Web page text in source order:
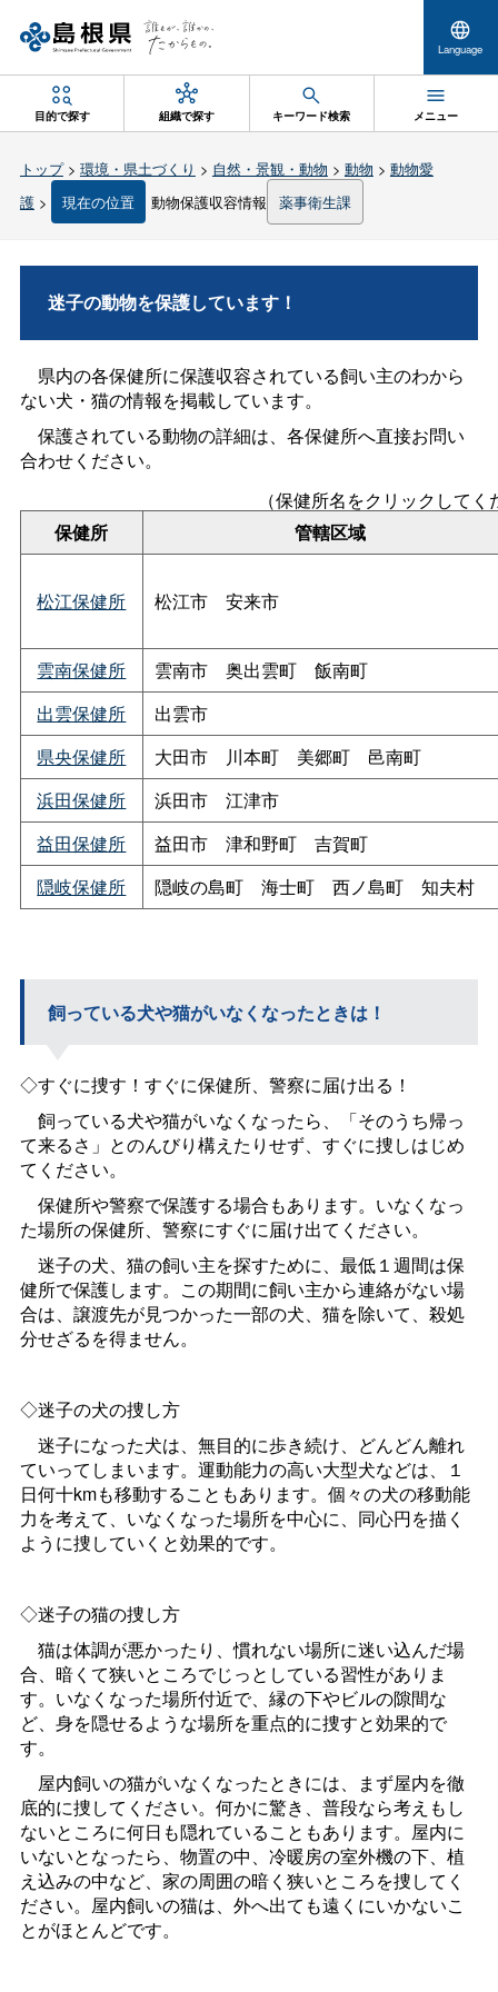
Language
目的で探す 組織で探す キーワード検索 メニュー
トップ> 環境・県土づくり > 自然・景観・動物 > 動物 > 動物愛
護> 現在の位置 動物保護収容情報 薬事衛生課
迷子の動物を保護しています！
県内の各保健所に保護収容されている飼い主のわから
ない犬・猫の情報を掲載しています。
保護されている動物の詳細は、各保健所へ直接お問い
合わせください。
（保健所名をクリックしてく
保健所
管轄区域
松江保健所 松江市 安来市
雲南保健所 雲南市 奥出雲町 飯南町
出雲保健所
出雲市
県央保健所
大田市 川本町 美郷町 邑南町
浜田保健所
浜田市 江津市
益田保健所
益田市 津和野町 吉賀町
隠岐保健所
隠岐の島町 海士町 西ノ島町 知夫村
飼っている犬や猫がいなくなったときは！
◇すぐに捜す！すぐに保健所、警察に届け出る！
飼っている犬や猫がいなくなったら、「そのうち帰っ
て来るさ」とのんびり構えたりせず、すぐに捜しはじめ
てください。
保健所や警察で保護する場合もあります。いなくなっ
た場所の保健所、警察にすぐに届け出てください。
迷子の犬、猫の飼い主を探すために、最低１週間は保
健所で保護します。この期間に飼い主から連絡がない場
合は、譲渡先が見つかった一部の犬、猫を除いて、殺処
分せざるを得ません。
◇迷子の犬の捜し方
迷子になった犬は、無目的に歩き続け、どんどん離れ
ていってしまいます。運動能力の高い大型犬などは、１
日何十kmも移動することもあります。個々の犬の移動能
力を考えて、いなくなった場所を中心に、同心円を描く
ように捜していくと効果的です。
◇迷子の猫の捜し方
猫は体調が悪かったり、慣れない場所に迷い込んだ場
合、暗くて狭いところでじっとしている習性がありま
す。いなくなった場所付近で、縁の下やビルの隙間な
ど、身を隠せるような場所を重点的に捜すと効果的で
す。
屋内飼いの猫がいなくなったときには、まず屋内を徹
底的に捜してください。何かに驚き、普段なら考えもし
ないところに何日も隠れていることもあります。屋内に
いないとなったら、物置の中、冷暖房の室外機の下、植
え込みの中など、家の周囲の暗く狭いところを捜してく
ださい。屋内飼いの猫は、外へ出ても遠くにいかないこ
とがほとんどです。